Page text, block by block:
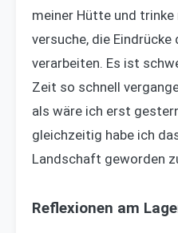
meiner Hütte und trinke
versuche, die
verarbeiten. Es ist
Zeit so schnell
als wäre ich erst
gleichzeitig habe ich
Landschaft geworden
Reflexionen am